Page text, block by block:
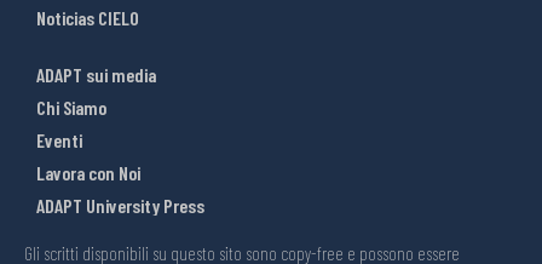
Noticias CIELO
ADAPT sui media
Chi Siamo
Eventi
Lavora con Noi
ADAPT University Press
Gli scritti disponibili su questo sito sono copy-free e possono essere